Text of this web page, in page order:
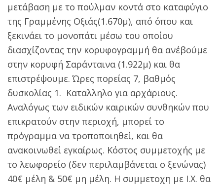
μετάβαση με το πούλμαν κοντά στο καταφύγιο
της Γραμμένης Οξιάς(1.670μ), από όπου και
ξεκινάει το μονοπάτι μέσω του οποίου
διασχίζοντας την κορυφογραμμή θα ανέβούμε
στην κορυφή Σαράνταινα (1.922μ) και θα
επιστρέψουμε. Ώρες πορείας 7, βαθμός
δυσκολίας 1. Καταλληλο για αρχάριους.
Αναλόγως των ειδικών καιρικών συνθηκών που
επικρατούν στην περιοχή, μπορεί το
πρόγραμμα να τροποποιηθεί, και θα
ανακοινωθεί εγκαίρως. Κόστος συμμετοχής με
το λεωφορείο (δεν περιλαμβάνεται ο ξενώνας)
40€ μέλη & 50€ μη μέλη. Η συμμετοχη με Ι.Χ. θα